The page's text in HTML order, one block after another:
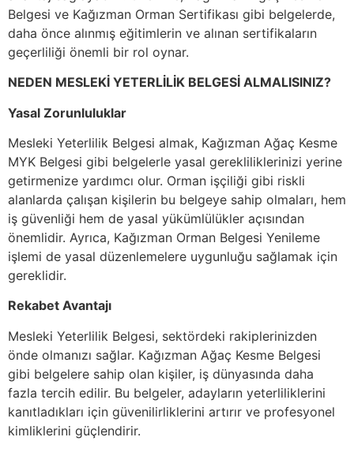
Belgesi ve Kağızman Orman Sertifikası gibi belgelerde,
daha önce alınmış eğitimlerin ve alınan sertifikaların
geçerliliği önemli bir rol oynar.
NEDEN MESLEKİ YETERLİLİK BELGESİ ALMALISINIZ?
Yasal Zorunluluklar
Mesleki Yeterlilik Belgesi almak, Kağızman Ağaç Kesme
MYK Belgesi gibi belgelerle yasal gerekliliklerinizi yerine
getirmenize yardımcı olur. Orman işçiliği gibi riskli
alanlarda çalışan kişilerin bu belgeye sahip olmaları, hem
iş güvenliği hem de yasal yükümlülükler açısından
önemlidir. Ayrıca, Kağızman Orman Belgesi Yenileme
işlemi de yasal düzenlemelere uygunluğu sağlamak için
gereklidir.
Rekabet Avantajı
Mesleki Yeterlilik Belgesi, sektördeki rakiplerinizden
önde olmanızı sağlar. Kağızman Ağaç Kesme Belgesi
gibi belgelere sahip olan kişiler, iş dünyasında daha
fazla tercih edilir. Bu belgeler, adayların yeterliliklerini
kanıtladıkları için güvenilirliklerini artırır ve profesyonel
kimliklerini güçlendirir.